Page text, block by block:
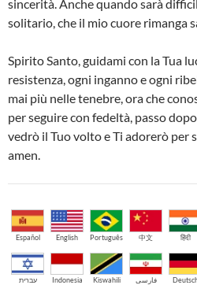
sincerità. Anche quando sarà
solitario, che il mio cuore rimanga
Spirito Santo, guidami con la Tua
resistenza, ogni inganno e ogni
mai più nelle tenebre, ora che
per seguire con fedeltà, passo
vedrò il Tuo volto e Ti adorerò per
amen.
Español English Português 中文 हिंदी
עברית Indonesia Kiswahili فارسی